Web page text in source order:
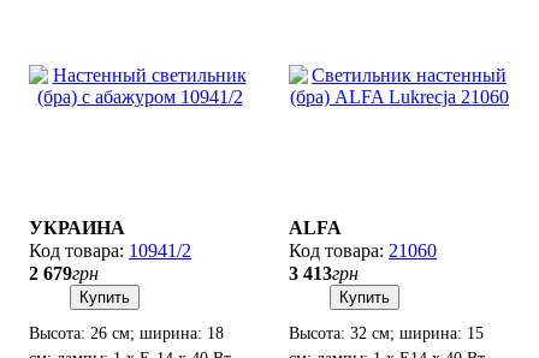
УКРАИНА
10941/2
2 679грн
Купить
Высота: 26 см; ширина: 18
ALFA
21060
3 413грн
Купить
Высота: 32 см; ширина: 15